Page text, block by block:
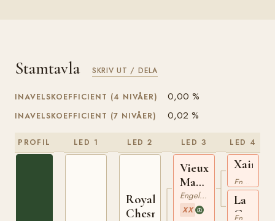
Stamtavla SKRIV UT / DELA
INAVELSKOEFFICIENT (4 NIVÅER) 0,00 %
INAVELSKOEFFICIENT (7 NIVÅER) 0,02 %
PROFIL LED 1 LED 2
Royal
Chesnut
LED 3
Vieux
Marcheur
xx
Engelskt Fullblod
XX
LED 4
xx
La
Goulue